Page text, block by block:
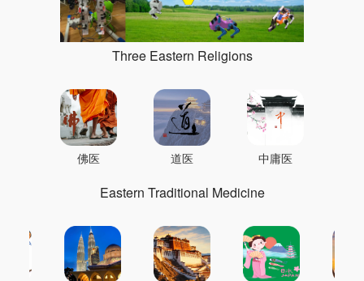
Three Eastern Religions
佛医 道医 中庸医
Eastern Traditional Medicine